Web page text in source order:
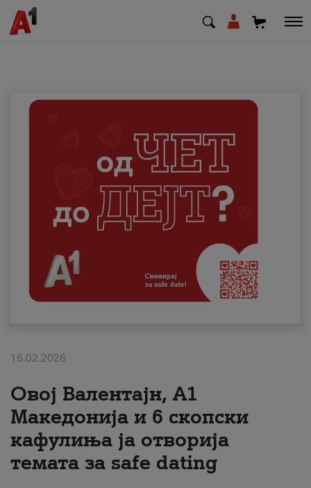
Деловни
Поддршка
Надополни кредит
Плати сметка
#ПодобарОнлајн
16.02.2026
Овој Валентајн, A1
Македонија и 6 скопски
кафулиња ја отворија
темата за safe dating